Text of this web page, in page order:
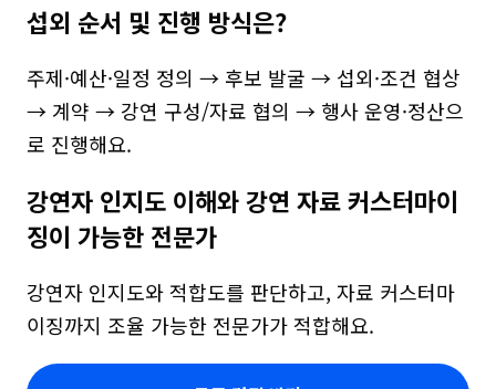
섭외 순서 및 진행 방식은?
주제·예산·일정 정의 → 후보 발굴 → 섭외·조건 협상
→ 계약 → 강연 구성/자료 협의 → 행사 운영·정산으
로 진행해요.
강연자 인지도 이해와 강연 자료 커스터마이
징이 가능한 전문가
강연자 인지도와 적합도를 판단하고, 자료 커스터마
이징까지 조율 가능한 전문가가 적합해요.